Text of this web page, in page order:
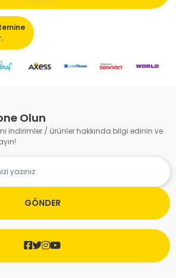
Olun
indirimler / ürünler hakkında bilgi edinin ve
GÖNDER